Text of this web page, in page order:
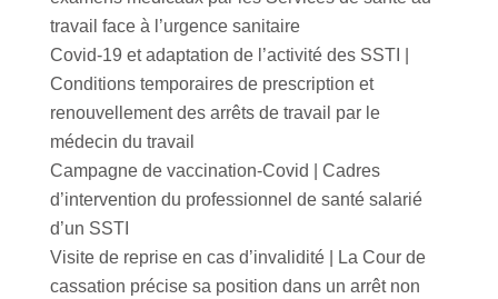
travail face à l’urgence sanitaire
Covid-19 et adaptation de l’activité des SSTI |
Conditions temporaires de prescription et
renouvellement des arrêts de travail par le
médecin du travail
Campagne de vaccination-Covid | Cadres
d’intervention du professionnel de santé salarié
d’un SSTI
Visite de reprise en cas d’invalidité | La Cour de
cassation précise sa position dans un arrêt non